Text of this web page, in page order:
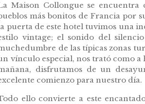
Maison Collongue se
más bonitos de Francia por
puerta de este hotel tuvimos una
vintage; el sonido del
de las típicas zonas
vínculo especial, nos trató como a
disfrutamos de un
comienzo para nuestro día.
ello convierte a este